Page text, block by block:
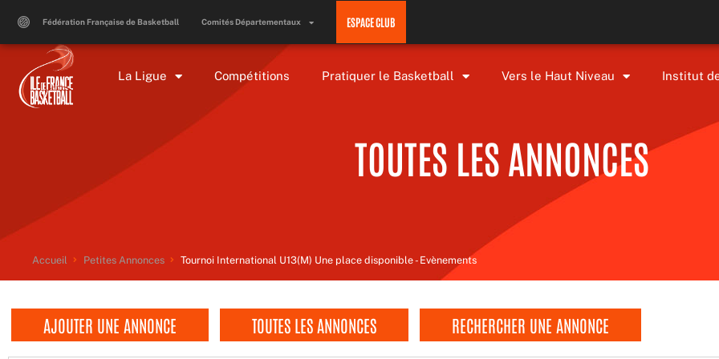
Fédération Française de Basketball Comités Départementaux ESPACE CLUB
La Ligue Compétitions Pratiquer le Basketball Vers le Haut Niveau Institut
TOUTES LES ANNONCES
Accueil Petites Annonces Tournoi International U13(M) Une place disponible - Evènements
AJOUTER UNE ANNONCE TOUTES LES ANNONCES RECHERCHER UNE ANNONCE